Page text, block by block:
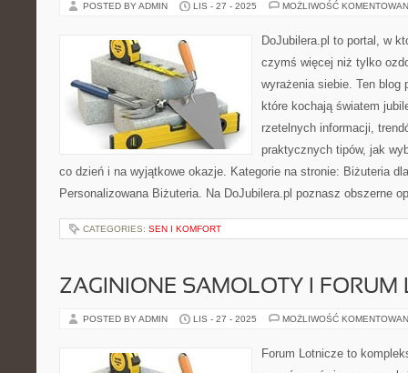
POSTED BY ADMIN LIS - 27 - 2025 MOŻLIWOŚĆ
DoJubilera.pl to portal, w
czymś więcej niż tylko
wyrażenia siebie. Ten blog
które kochają światem
rzetelnych informacji,
praktycznych tipów, jak
co dzień i na wyjątkowe okazje. Kategorie na stronie: Biżuteria
Personalizowana Biżuteria. Na DoJubilera.pl poznasz obszerne
CATEGORIES: SEN I KOMFORT
ZAGINIONE SAMOLOTY I FORUM
POSTED BY ADMIN LIS - 27 - 2025 MOŻLIWOŚĆ
Forum Lotnicze to